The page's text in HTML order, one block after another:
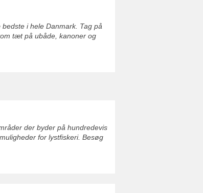
i hele Danmark. Tag på
tæt på ubåde, kanoner og
der byder på hundredevis
for lystfiskeri. Besøg